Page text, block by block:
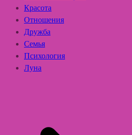
Красота
Отношения
Дружба
Семья
Психология
Луна